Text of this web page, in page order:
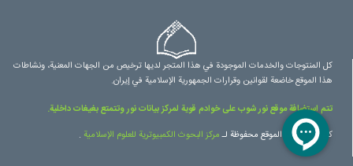
كل المنتوجات والخدمات الموجودة في هذا المتجر لديها ترخيص من الجهات المعنية، ونشاطات
هذا الموقع خاضعة لقوانين وقرارات الجمهورية الإسلامية في إيران.
تتم استضافة موقع نور شوب على خوادم قوية لمركز بيانات نور وتتمتع بغيغات داخلية.
كل حقوق هذا الموقع محفوظة لـمرکز البحوث الكمبيوترية للعلوم الإسلامية .